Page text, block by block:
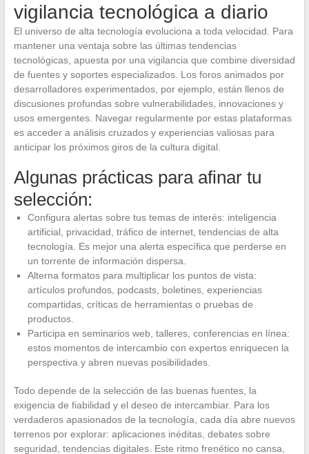
vigilancia tecnológica a diario
El universo de alta tecnología evoluciona a toda velocidad. Para
mantener una ventaja sobre las últimas tendencias
tecnológicas, apuesta por una vigilancia que combine diversidad
de fuentes y soportes especializados. Los foros animados por
desarrolladores experimentados, por ejemplo, están llenos de
discusiones profundas sobre vulnerabilidades, innovaciones y
usos emergentes. Navegar regularmente por estas plataformas
es acceder a análisis cruzados y experiencias valiosas para
anticipar los próximos giros de la cultura digital.
Algunas prácticas para afinar tu
selección:
Configura alertas sobre tus temas de interés: inteligencia
artificial, privacidad, tráfico de internet, tendencias de alta
tecnología. Es mejor una alerta específica que perderse en
un torrente de información dispersa.
Alterna formatos para multiplicar los puntos de vista:
artículos profundos, podcasts, boletines, experiencias
compartidas, críticas de herramientas o pruebas de
productos.
Participa en seminarios web, talleres, conferencias en línea:
estos momentos de intercambio con expertos enriquecen la
perspectiva y abren nuevas posibilidades.
Todo depende de la selección de las buenas fuentes, la
exigencia de fiabilidad y el deseo de intercambiar. Para los
verdaderos apasionados de la tecnología, cada día abre nuevos
terrenos por explorar: aplicaciones inéditas, debates sobre
seguridad, tendencias digitales. Este ritmo frenético no cansa,